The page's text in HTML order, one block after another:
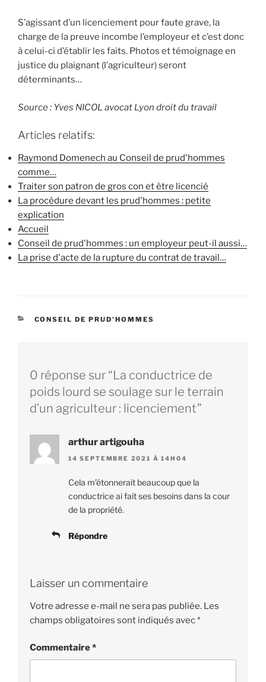
S’agissant d’un licenciement pour faute grave, la
charge de la preuve incombe l’employeur et c’est donc
à celui-ci d’établir les faits. Photos et témoignage en
justice du plaignant (l’agriculteur) seront
déterminants…
Source : Yves NICOL avocat Lyon droit du travail
Articles relatifs:
Raymond Domenech au Conseil de prud'hommes
comme…
Traiter son patron de gros con et être licencié
La procédure devant les prud'hommes : petite
explication
Accueil
Conseil de prud'hommes : un employeur peut-il aussi…
La prise d'acte de la rupture du contrat de travail…
CATÉGORIES
CONSEIL DE PRUD'HOMMES
0 réponse sur “La conductrice de
poids lourd se soulage sur le terrain
d’un agriculteur : licenciement”
arthur artigouha
14 SEPTEMBRE 2021 À 14H04
Cela m’étonnerait beaucoup que la
conductrice ai fait ses besoins dans la cour
de la propriété.
Répondre
Laisser un commentaire
Votre adresse e-mail ne sera pas publiée. Les
champs obligatoires sont indiqués avec*
Commentaire*